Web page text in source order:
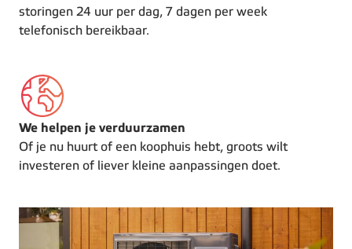
storingen 24 uur per dag, 7 dagen per week
telefonisch bereikbaar.
We helpen je verduurzamen
Of je nu huurt of een koophuis hebt, groots wilt
investeren of liever kleine aanpassingen doet.